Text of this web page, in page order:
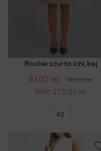
Rochie scurta Ichi, bej
87.00 lei 145.00 lei
RRP: 275.00 lei
42